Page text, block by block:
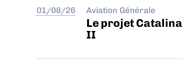
01/08/26 Aviation Générale
Le projet Catalina
II